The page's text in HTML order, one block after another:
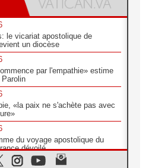
le vicariat apostolique de
un diocèse
par l'empathie» estime
«la paix ne s'achète pas avec
du voyage apostolique du
dévoilé